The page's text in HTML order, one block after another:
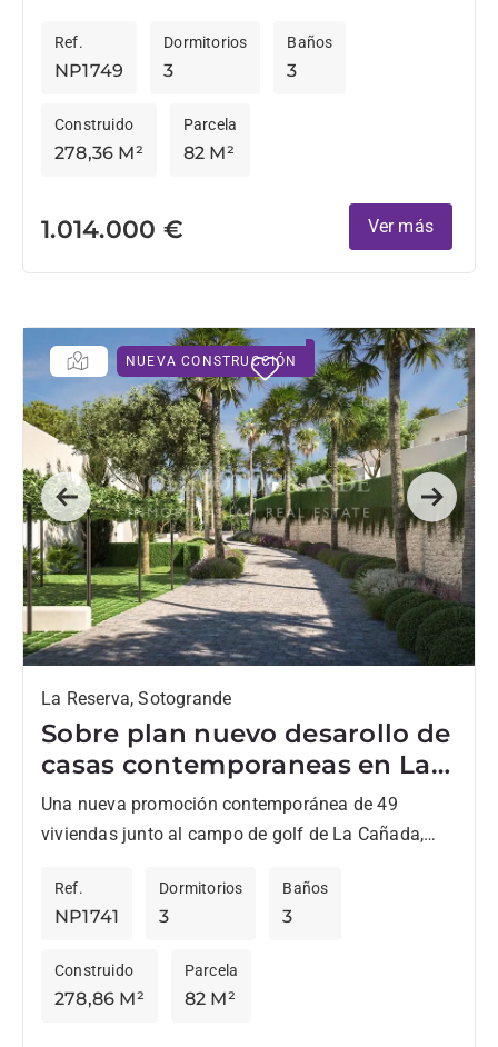
arquitectos Torras...
NP1749
Ref.
3
Dormitorios
3
Baños
278,36 M²
Construido
82 M²
Parcela
1.014.000 € Ver más
NUEVA CONSTRUCCIÓN
Previous Next
La Reserva, Sotogrande
Sobre plan nuevo desarollo de
casas contemporaneas en La
Reserva
Una nueva promoción contemporánea de 49
viviendas junto al campo de golf de La Cañada,
destaca por su...
NP1741
Ref.
3
Dormitorios
3
Baños
278,86 M²
Construido
82 M²
Parcela